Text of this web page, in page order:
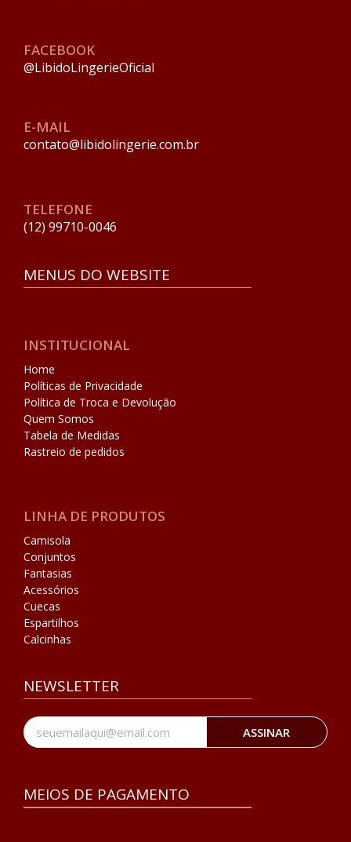
FACEBOOK
@LibidoLingerieOficial
E-MAIL
contato@libidolingerie.com.br
TELEFONE
(12) 99710-0046
MENUS DO WEBSITE
INSTITUCIONAL
Home
Políticas de Privacidade
Política de Troca e Devolução
Quem Somos
Tabela de Medidas
Rastreio de pedidos
LINHA DE PRODUTOS
Camisola
Conjuntos
Fantasias
Acessórios
Cuecas
Espartilhos
Calcinhas
NEWSLETTER
ASSINAR
MEIOS DE PAGAMENTO